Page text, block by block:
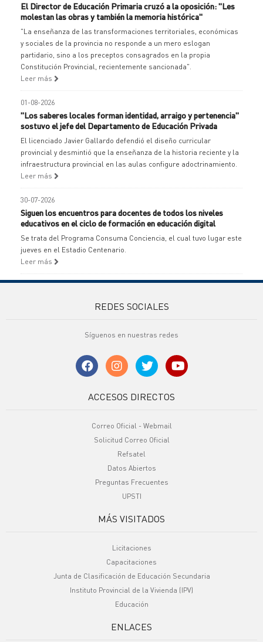
El Director de Educación Primaria cruzó a la oposición: "Les
molestan las obras y también la memoria histórica"
"La enseñanza de las transformaciones territoriales, económicas
y sociales de la provincia no responde a un mero eslogan
partidario, sino a los preceptos consagrados en la propia
Constitución Provincial, recientemente sancionada".
Leer más
01-08-2026
"Los saberes locales forman identidad, arraigo y pertenencia"
sostuvo el jefe del Departamento de Educación Privada
El licenciado Javier Gallardo defendió el diseño curricular
provincial y desmintió que la enseñanza de la historia reciente y la
infraestructura provincial en las aulas configure adoctrinamiento.
Leer más
30-07-2026
Siguen los encuentros para docentes de todos los niveles
educativos en el ciclo de formación en educación digital
Se trata del Programa Consuma Conciencia, el cual tuvo lugar este
jueves en el Estadio Centenario.
Leer más
REDES SOCIALES
Síguenos en nuestras redes
ACCESOS DIRECTOS
Correo Oficial - Webmail
Solicitud Correo Oficial
Refsatel
Datos Abiertos
Preguntas Frecuentes
UPSTI
MÁS VISITADOS
Licitaciones
Capacitaciones
Junta de Clasificación de Educación Secundaria
Instituto Provincial de la Vivienda (IPV)
Educación
ENLACES